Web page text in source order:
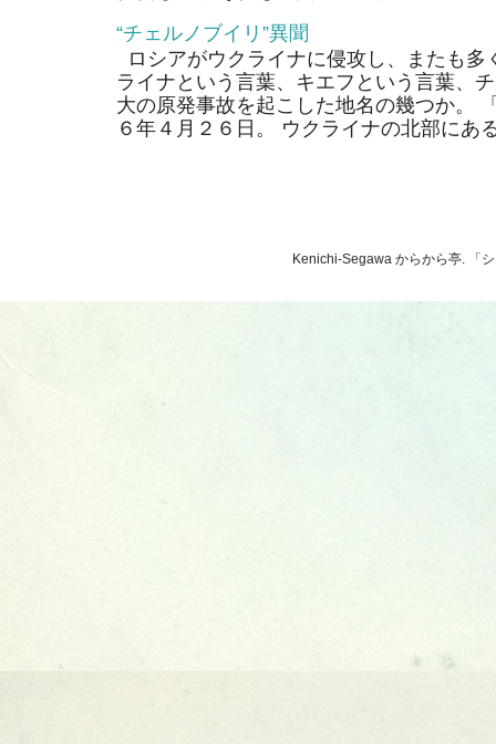
“チェルノブイリ”異聞
ロシアがウクライナに侵攻し、またも
ライナという言葉、キエフという言葉、
大の原発事故を起こした地名の幾つか。
６年４月２６日。 ウクライナの北部にあ
Kenichi-Segawa からから亭. 「